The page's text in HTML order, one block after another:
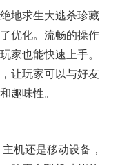
地求生大逃杀珍藏
优化。流畅的操作
家也能快速上手。
让玩家可以与好友
趣味性。
机还是移动设备，